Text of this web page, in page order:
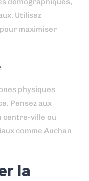
Utilisez
maximiser
physiques
Pensez aux
centre-ville ou
comme Auchan
la